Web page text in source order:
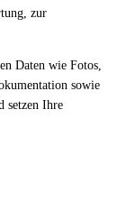
zur
Daten wie Fotos,
sowie
setzen Ihre